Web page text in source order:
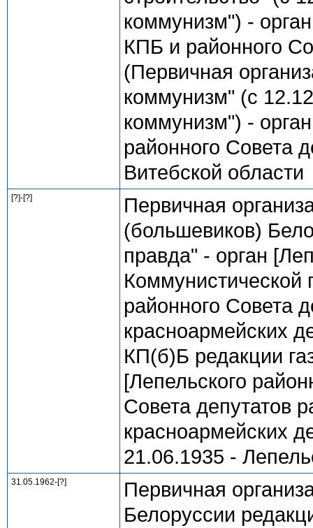
коммунизм") -
КПБ и районного
(Первичная
коммунизм" (с
коммунизм") -
районного Совета
Витебской области
[?]-[?]
Первичная
(большевиков)
правда" - орган
Коммунистической
районного Совета
красноармейских
КП(б)Б редакции
[Лепельского
Совета депутатов
красноармейских
21.06.1935 -
31.05.1962-[?]
Первичная
Белоруссии